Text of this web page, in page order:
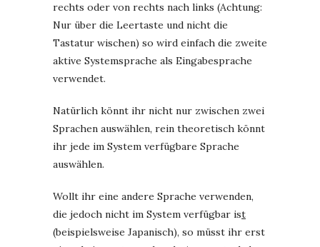
rechts oder von rechts nach links (Achtung:
Nur über die Leertaste und nicht die
Tastatur wischen) so wird einfach die zweite
aktive Systemsprache als Eingabesprache
verwendet.
Natürlich könnt ihr nicht nur zwischen zwei
Sprachen auswählen, rein theoretisch könnt
ihr jede im System verfügbare Sprache
auswählen.
Wollt ihr eine andere Sprache verwenden,
die jedoch nicht im System verfügbar ist
(beispielsweise Japanisch), so müsst ihr erst